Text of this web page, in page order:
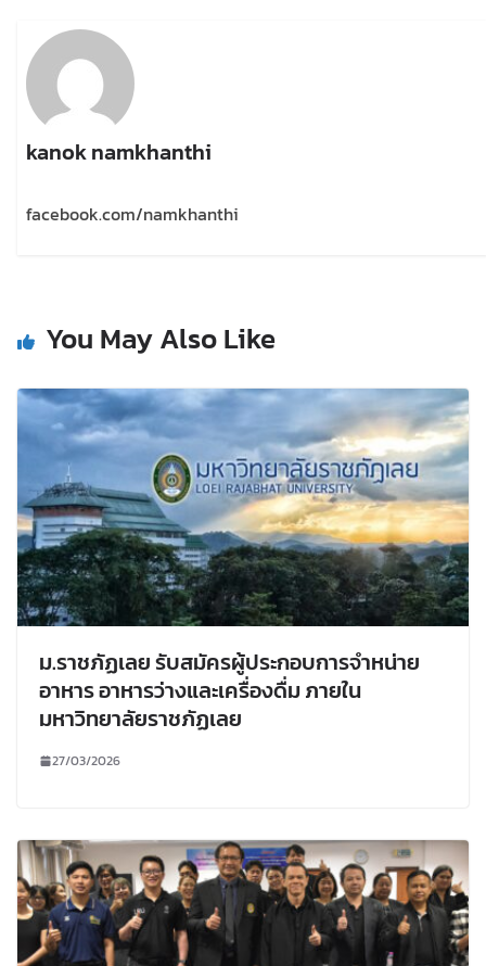
kanok namkhanthi
facebook.com/namkhanthi
You May Also Like
ม.ราชภัฏเลย รับสมัครผู้ประกอบการจำหน่าย
อาหาร อาหารว่างและเครื่องดื่ม ภายใน
มหาวิทยาลัยราชภัฏเลย
27/03/2026